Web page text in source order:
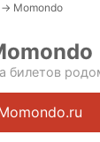
→ Momondo
билетов